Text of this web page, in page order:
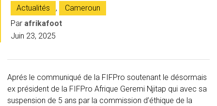
Actualités
,
Cameroun
Par afrikafoot
Juin 23, 2025
Aprés le communiqué de la FIFPro soutenant le désormais
ex président de la FIFPro Afrique Geremi Njitap qui avec sa
suspension de 5 ans par la commission d’éthique de la